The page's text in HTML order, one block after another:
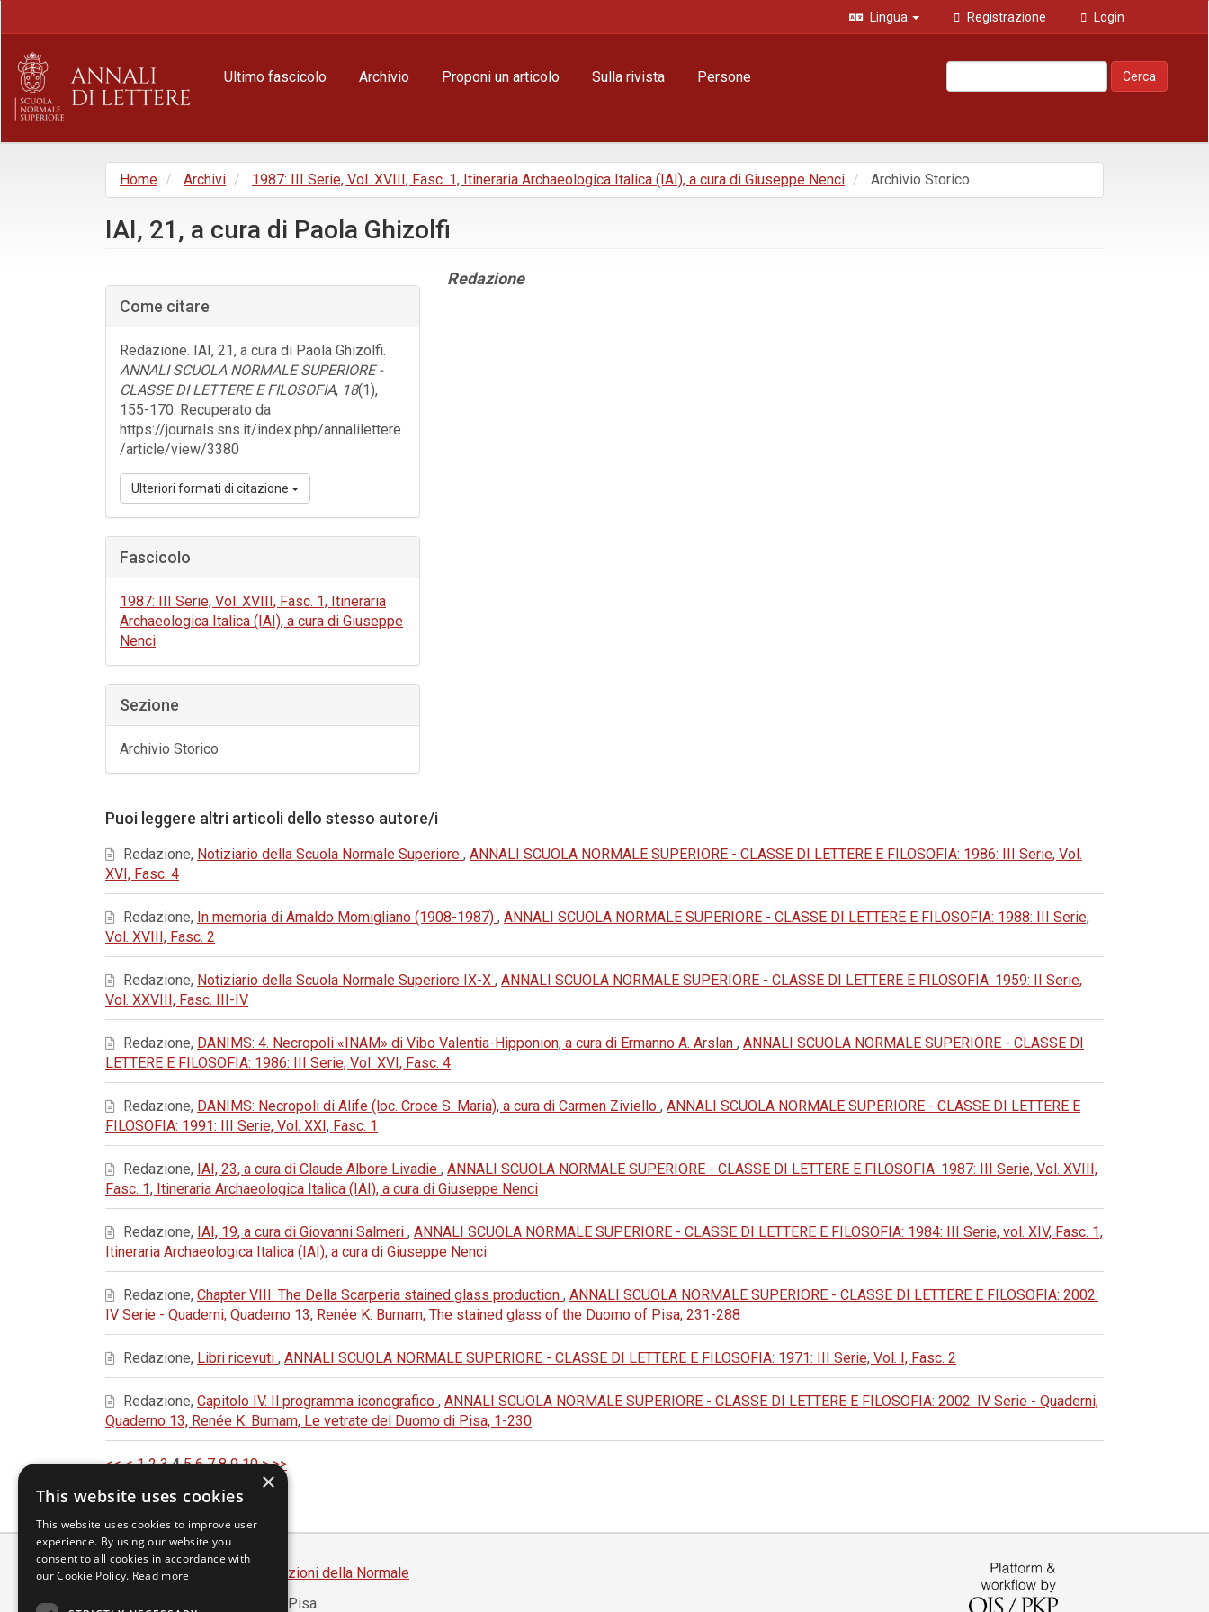
principale
Barra
laterale
Lingua Registrazione Login
Ultimo fascicolo Archivio Proponi un articolo Sulla rivista Persone Cerca
Home Archivi 1987: III Serie, Vol. XVIII, Fasc. 1, Itineraria Archaeologica Italica (IAI), a cura di Giuseppe Nenci Archivio Storico
IAI, 21, a cura di Paola Ghizolfi
laterale
dell'articolo
Come citare
Redazione. IAI, 21, a cura di Paola Ghizolfi.
ANNALI SCUOLA NORMALE SUPERIORE -
CLASSE DI LETTERE E FILOSOFIA, 18(1),
155-170. Recuperato da
https://journals.sns.it/index.php/annalilettere
/article/view/3380
Ulteriori formati di citazione
Fascicolo
1987: III Serie, Vol. XVIII, Fasc. 1, Itineraria
Archaeologica Italica (IAI), a cura di Giuseppe
Nenci
Sezione
Archivio Storico
Contenuto
Redazione
Puoi leggere altri articoli dello stesso autore/i
Redazione, Notiziario della Scuola Normale Superiore , ANNALI SCUOLA NORMALE SUPERIORE - CLASSE DI LETTERE E FILOSOFIA: 1986: III Serie, Vol.
XVI, Fasc. 4
Redazione, In memoria di Arnaldo Momigliano (1908-1987) , ANNALI SCUOLA NORMALE SUPERIORE - CLASSE DI LETTERE E FILOSOFIA: 1988: III Serie,
Vol. XVIII, Fasc. 2
Redazione, Notiziario della Scuola Normale Superiore IX-X , ANNALI SCUOLA NORMALE SUPERIORE - CLASSE DI LETTERE E FILOSOFIA: 1959: II Serie,
Vol. XXVIII, Fasc. III-IV
Redazione, DANIMS: 4. Necropoli «INAM» di Vibo Valentia-Hipponion, a cura di Ermanno A. Arslan , ANNALI SCUOLA NORMALE SUPERIORE - CLASSE DI
LETTERE E FILOSOFIA: 1986: III Serie, Vol. XVI, Fasc. 4
Redazione, DANIMS: Necropoli di Alife (loc. Croce S. Maria), a cura di Carmen Ziviello , ANNALI SCUOLA NORMALE SUPERIORE - CLASSE DI LETTERE E
FILOSOFIA: 1991: III Serie, Vol. XXI, Fasc. 1
Redazione, IAI, 23, a cura di Claude Albore Livadie , ANNALI SCUOLA NORMALE SUPERIORE - CLASSE DI LETTERE E FILOSOFIA: 1987: III Serie, Vol. XVIII,
Fasc. 1, Itineraria Archaeologica Italica (IAI), a cura di Giuseppe Nenci
Redazione, IAI, 19, a cura di Giovanni Salmeri , ANNALI SCUOLA NORMALE SUPERIORE - CLASSE DI LETTERE E FILOSOFIA: 1984: III Serie, vol. XIV, Fasc. 1,
Itineraria Archaeologica Italica (IAI), a cura di Giuseppe Nenci
Redazione, Chapter VIII. The Della Scarperia stained glass production , ANNALI SCUOLA NORMALE SUPERIORE - CLASSE DI LETTERE E FILOSOFIA: 2002:
IV Serie - Quaderni, Quaderno 13, Renée K. Burnam, The stained glass of the Duomo of Pisa, 231-288
Redazione, Libri ricevuti , ANNALI SCUOLA NORMALE SUPERIORE - CLASSE DI LETTERE E FILOSOFIA: 1971: III Serie, Vol. I, Fasc. 2
Redazione, Capitolo IV. Il programma iconografico , ANNALI SCUOLA NORMALE SUPERIORE - CLASSE DI LETTERE E FILOSOFIA: 2002: IV Serie - Quaderni,
Quaderno 13, Renée K. Burnam, Le vetrate del Duomo di Pisa, 1-230
<< < 1 2 3 4 5 6 7 8 9 10 > >>
Scuola Normale Superiore
Edizioni della Normale
Piazza dei Cavalieri, 7 - 56126 Pisa
×
This website uses cookies
This website uses cookies to improve user
experience. By using our website you
consent to all cookies in accordance with
our Cookie Policy. Read more